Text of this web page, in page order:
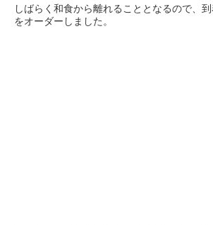
しばらく和食から離れることとなるので、
をオーダーしました。